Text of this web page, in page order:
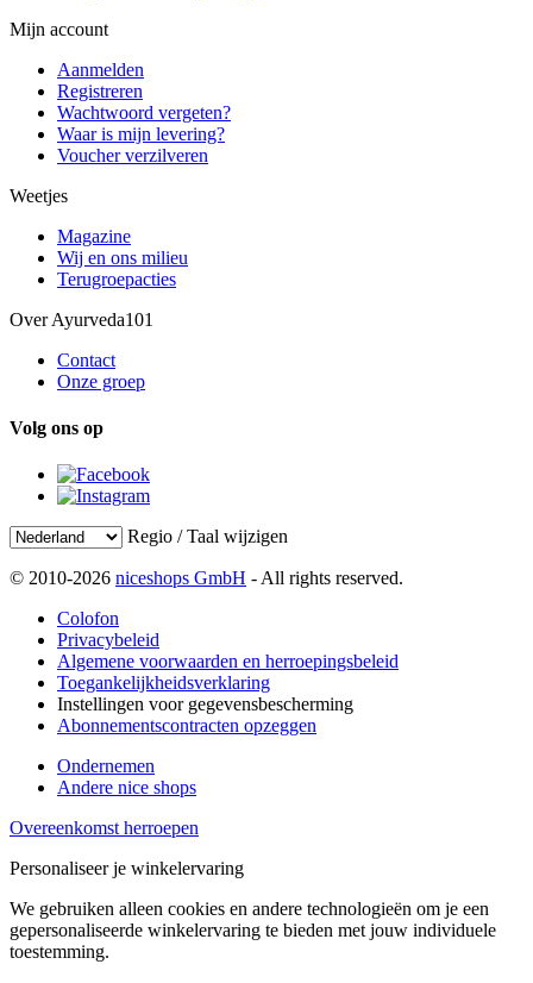
Mijn account
Aanmelden
Registreren
Wachtwoord vergeten?
Waar is mijn levering?
Voucher verzilveren
Weetjes
Magazine
Wij en ons milieu
Terugroepacties
Over Ayurveda101
Contact
Onze groep
Volg ons op
Regio / Taal wijzigen
© 2010-2026 niceshops GmbH - All rights reserved.
Colofon
Privacybeleid
Algemene voorwaarden en herroepingsbeleid
Toegankelijkheidsverklaring
Instellingen voor gegevensbescherming
Abonnementscontracten opzeggen
Ondernemen
Andere nice shops
Overeenkomst herroepen
Personaliseer je winkelervaring
We gebruiken alleen cookies en andere technologieën om je een
gepersonaliseerde winkelervaring te bieden met jouw individuele
toestemming.